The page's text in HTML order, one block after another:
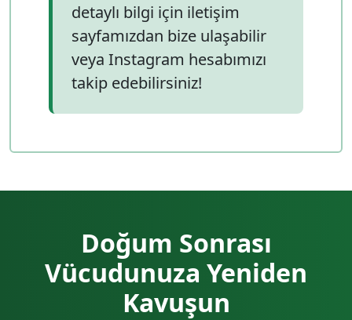
detaylı bilgi için iletişim
sayfamızdan bize ulaşabilir
veya Instagram hesabımızı
takip edebilirsiniz!
Doğum Sonrası
Vücudunuza Yeniden
Kavuşun